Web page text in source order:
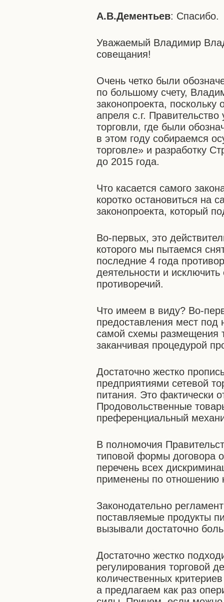
А.В.Дементьев: Спасибо.
Уважаемый Владимир
совещания!
Очень четко были
по большому счету,
законопроекта,
апреля с.г.
торговли, где были
в этом году собираемся
торговле» и разработку
до 2015 года.
Что касается самого
коротко остановиться на
законопроекта, который
Во-первых, это
которого мы пытаемся
последние 4 года
деятельности и
противоречий.
Что имеем в виду? Во-
предоставления мест под
самой схемы размещения
заканчивая процедурой
Достаточно жестко
предприятиями сетевой
питания. Это фактически
Продовольственные
преференциальный
В полномочия
типовой формы договора
перечень всех
применены по отношению
Законодательно
поставляемые продукты
вызывали достаточно
Достаточно жестко
регулирования торговой
количественных
а предлагаем как раз